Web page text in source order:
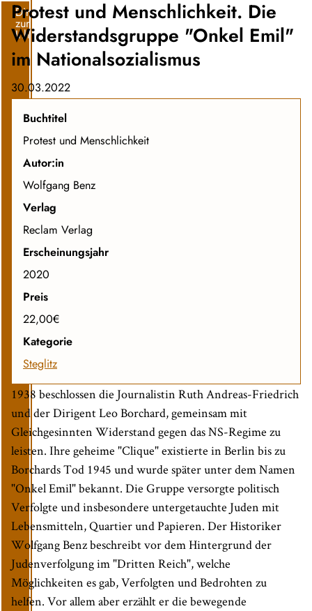
Direkt
zum
Inhalt
Protest und Menschlichkeit. Die
Widerstandsgruppe "Onkel Emil"
im Nationalsozialismus
30.03.2022
Buchtitel
Protest und Menschlichkeit
Autor:in
Wolfgang Benz
Verlag
Reclam Verlag
Erscheinungsjahr
2020
Preis
22,00€
Kategorie
Steglitz
1938 beschlossen die Journalistin Ruth Andreas-Friedrich
und der Dirigent Leo Borchard, gemeinsam mit
Gleichgesinnten Widerstand gegen das NS-Regime zu
leisten. Ihre geheime "Clique" existierte in Berlin bis zu
Borchards Tod 1945 und wurde später unter dem Namen
"Onkel Emil" bekannt. Die Gruppe versorgte politisch
Verfolgte und insbesondere untergetauchte Juden mit
Lebensmitteln, Quartier und Papieren. Der Historiker
Wolfgang Benz beschreibt vor dem Hintergrund der
Judenverfolgung im "Dritten Reich", welche
Möglichkeiten es gab, Verfolgten und Bedrohten zu
helfen. Vor allem aber erzählt er die bewegende